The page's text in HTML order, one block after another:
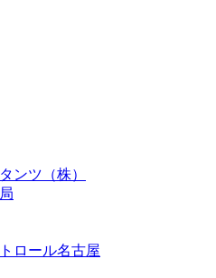
ンツ（株）
ロール名古屋